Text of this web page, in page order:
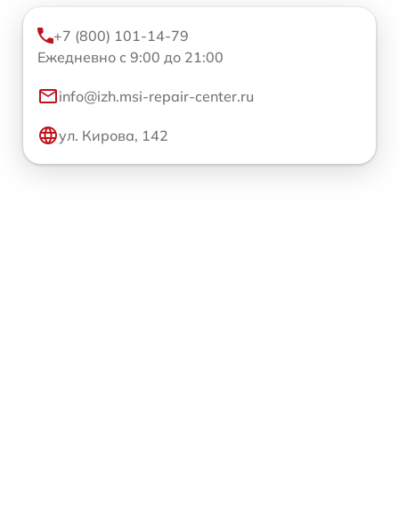
+7 (800) 101-14-79
Ежедневно с 9:00 до 21:00
info@izh.msi-repair-center.ru
ул. Кирова, 142